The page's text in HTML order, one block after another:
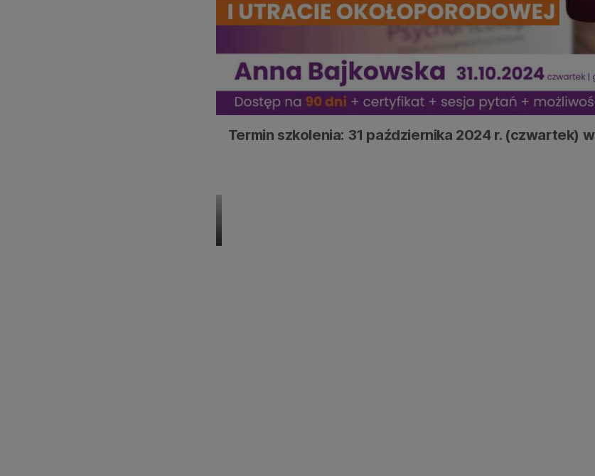
Termin szkolenia: 31 października 2024 r. (czwartek)